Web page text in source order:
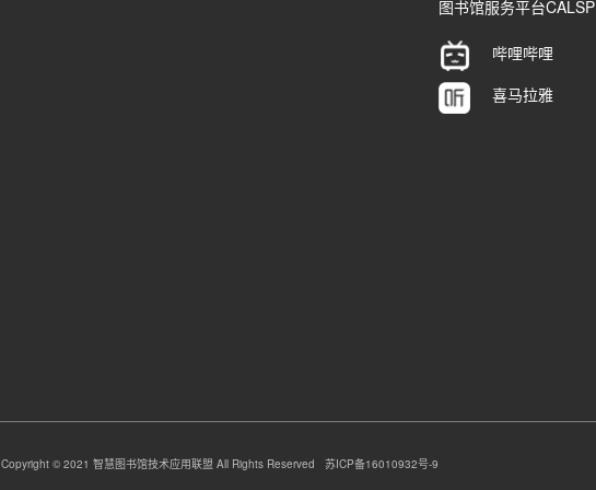
图书馆服务平台CALSP
哔哩哔哩
喜马拉雅
Copyright © 2021 智慧图书馆技术应用联盟 All Rights Reserved 苏ICP备16010932号-9